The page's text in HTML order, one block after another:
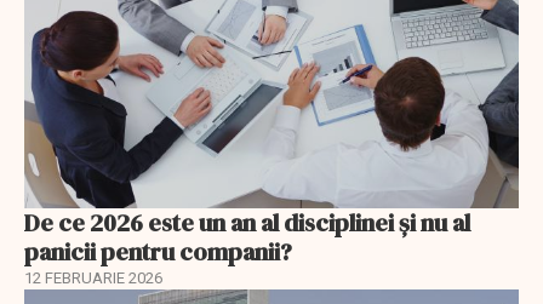
De ce 2026 este un an al disciplinei și nu al
panicii pentru companii?
12 FEBRUARIE 2026